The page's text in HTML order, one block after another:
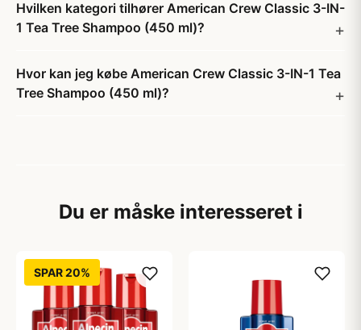
Hvilken kategori tilhører American Crew Classic 3-IN-
1 Tea Tree Shampoo (450 ml)?
Hvor kan jeg købe American Crew Classic 3-IN-1 Tea
Tree Shampoo (450 ml)?
Du er måske interesseret i
SPAR 20%